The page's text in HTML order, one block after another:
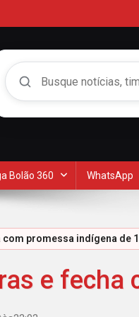
Buscar no Mengão 360
Bolão 360 WhatsApp
promessa indígena de
e